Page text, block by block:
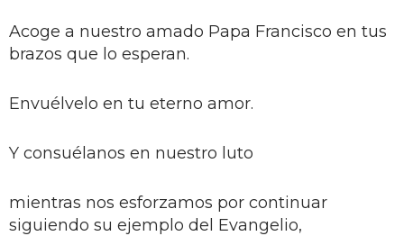
Acoge a nuestro amado Papa Francisco en tus
brazos que lo esperan.
Envuélvelo en tu eterno amor.
Y consuélanos en nuestro luto
mientras nos esforzamos por continuar
siguiendo su ejemplo del Evangelio,